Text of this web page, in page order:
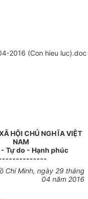
2016 (Con hieu luc).doc
HỘI CHỦ NGHĨA VIỆT
NAM
Tự do - Hạnh phúc
Chí Minh, ngày 29tháng
04 năm 2016